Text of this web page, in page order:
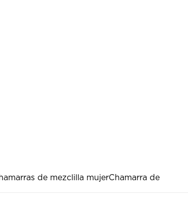
de mezclilla mujerChamarra de